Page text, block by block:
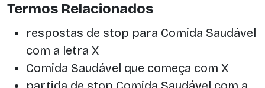
Termos Relacionados
respostas de stop para Comida Saudável
com a letra X
Comida Saudável que começa com X